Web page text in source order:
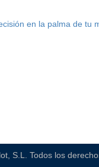
en la palma de tu
S.L. Todos los